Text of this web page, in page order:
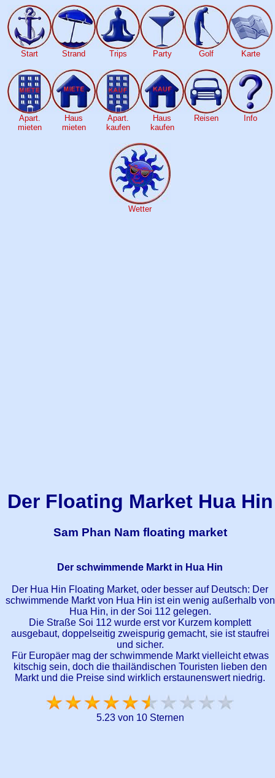
Start Strand Trips Party Golf Karte
Apart.
mieten
Haus
mieten
Apart.
kaufen
Haus
kaufen
Reisen Info
Wetter
Der Floating Market Hua Hin
Sam Phan Nam floating market
Der schwimmende Markt in Hua Hin
Der Hua Hin Floating Market, oder besser auf Deutsch: Der
schwimmende Markt von Hua Hin ist ein wenig außerhalb von
Hua Hin, in der Soi 112 gelegen.
Die Straße Soi 112 wurde erst vor Kurzem komplett
ausgebaut, doppelseitig zweispurig gemacht, sie ist staufrei
und sicher.
Für Europäer mag der schwimmende Markt vielleicht etwas
kitschig sein, doch die thailändischen Touristen lieben den
Markt und die Preise sind wirklich erstaunenswert niedrig.
5.23 von 10 Sternen